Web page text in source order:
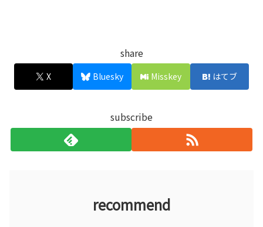
share
X Bluesky Misskey はてブ
subscribe
recommend